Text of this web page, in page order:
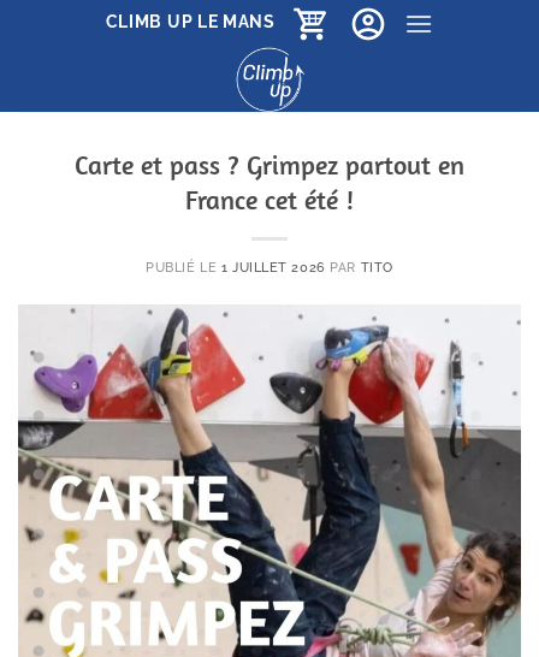
CLIMB UP LE MANS
Carte et pass ? Grimpez partout en
France cet été !
PUBLIÉ LE 1 JUILLET 2026 PAR TITO